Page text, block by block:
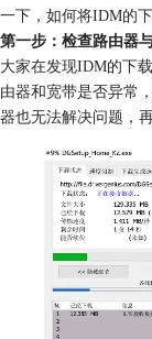
一下，如何将IDM的
第一步：检查路由器
大家在发现IDM的下
由器和宽带是否异常
器也无法解决问题，